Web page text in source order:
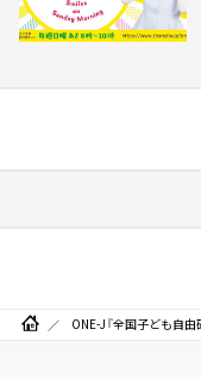
ONE-J『全国子ども自